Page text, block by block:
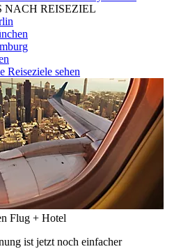
NACH REISEZIEL
Reiseziele sehen
Flug + Hotel
ist jetzt noch einfacher